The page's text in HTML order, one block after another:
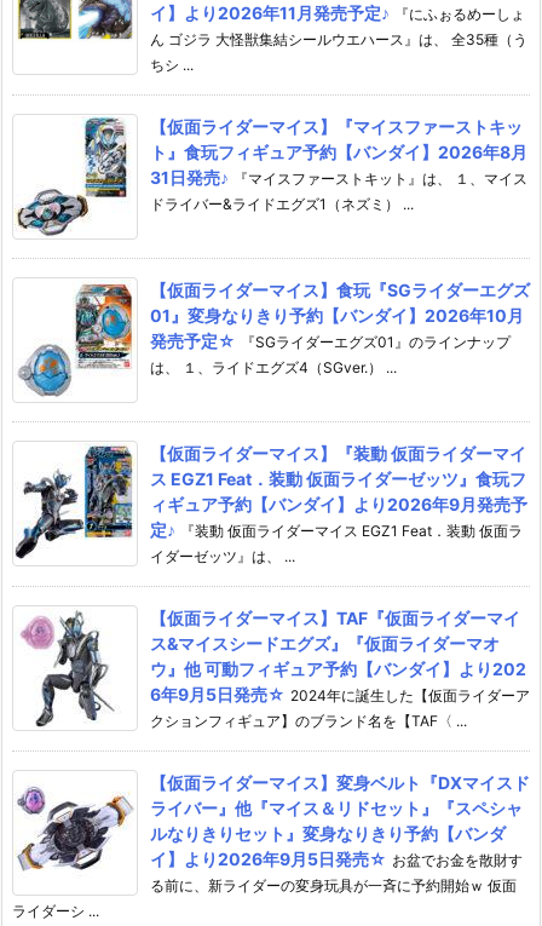
イ】より2026年11月発売予定♪
『にふぉるめーしょ
ん ゴジラ 大怪獣集結シールウエハース』は、 全35種（う
ちシ ...
【仮面ライダーマイス】『マイスファーストキッ
ト』食玩フィギュア予約【バンダイ】2026年8月
31日発売♪
『マイスファーストキット』は、 １、マイス
ドライバー&ライドエグズ1（ネズミ） ...
【仮面ライダーマイス】食玩『SGライダーエグズ
01』変身なりきり予約【バンダイ】2026年10月
発売予定☆
『SGライダーエグズ01』のラインナップ
は、 １、ライドエグズ4（SGver.） ...
【仮面ライダーマイス】『装動 仮面ライダーマイ
ス EGZ1 Feat．装動 仮面ライダーゼッツ』食玩フ
ィギュア予約【バンダイ】より2026年9月発売予
定♪
『装動 仮面ライダーマイス EGZ1 Feat．装動 仮面ラ
イダーゼッツ』は、 ...
【仮面ライダーマイス】TAF『仮面ライダーマイ
ス&マイスシードエグズ』『仮面ライダーマオ
ウ』他 可動フィギュア予約【バンダイ】より202
6年9月5日発売☆ 2024年に誕生した【仮面ライダーア
クションフィギュア】のブランド名を【TAF〈 ...
【仮面ライダーマイス】変身ベルト『DXマイスド
ライバー』他『マイス＆リドセット』『スペシャ
ルなりきりセット』変身なりきり予約【バンダ
イ】より2026年9月5日発売☆ お盆でお金を散財す
る前に、新ライダーの変身玩具が一斉に予約開始ｗ 仮面
ライダーシ ...